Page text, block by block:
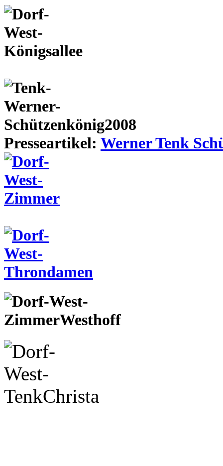
Presseartikel: Werner Tenk